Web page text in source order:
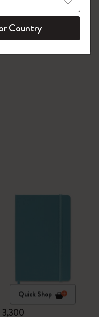
Quick Shop
録 !
Country